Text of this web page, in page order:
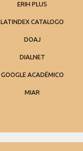
ERIH PLUS
LATINDEX CATALOGO
DOAJ
DIALNET
GOOGLE ACADÉMICO
MIAR